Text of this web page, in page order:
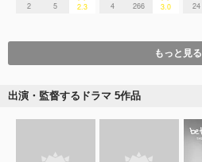
2 5 2.3 4 266 3.0 24
もっと見る
出演・監督するドラマ 5作品